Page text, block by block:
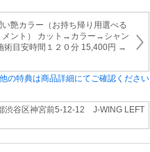
艶カラー（お持ち帰り用選べる
メント） カット→カラー→シャン
目安時間１２０分 15,400円 →
の特典は商品詳細にてご確認ください
渋谷区神宮前5-12-12 J-WING LEFT